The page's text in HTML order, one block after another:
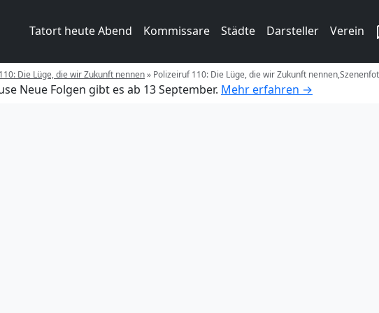
Tatort heute Abend Kommissare Städte Darsteller Verein
Die Lüge, die wir Zukunft nennen» Polizeiruf 110: Die Lüge, die wir Zukunft
Neue Folgen gibt es ab 13 September. Mehr erfahren →